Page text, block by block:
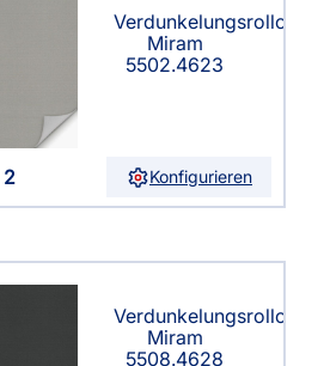
Verdunkelungsrollo
Miram
5502.4623
2 Konfigurieren
Verdunkelungsrollo
Miram
5508.4628